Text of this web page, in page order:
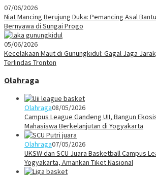
07/06/2026
Niat Mancing Berujung Duka: Pemancing Asal
Bernyawa di Sungai Progo
05/06/2026
Kecelakaan Maut di Gunungkidul: Gagal Jaga
Terlindas Tronton
Olahraga
Olahraga08/05/2026
Campus League Gandeng UII, Bangun
Mahasiswa Berkelanjutan di Yogyakarta
Olahraga07/05/2026
UKSW dan SCU Juara Basketball Campus
Yogyakarta, Amankan Tiket Nasional